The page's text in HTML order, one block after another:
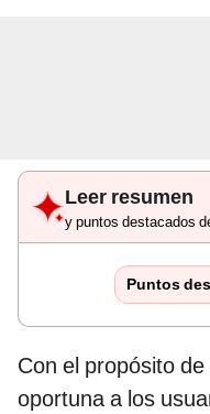
Leer resumen
y puntos destacados
Puntos
Con el propósito
oportuna a los